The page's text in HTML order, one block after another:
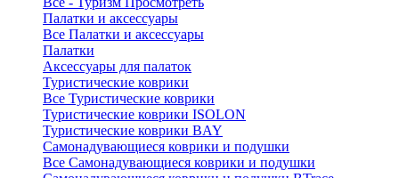
Палатки и аксессуары
Все Палатки и аксессуары
Палатки
Аксессуары для палаток
Туристические коврики
Все Туристические коврики
Туристические коврики ISOLON
Туристические коврики BAY
Самонадувающиеся коврики и подушки
Все Самонадувающиеся коврики и подушки